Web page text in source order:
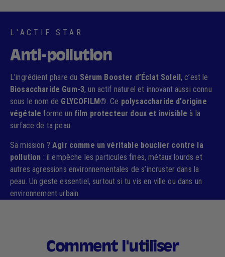
L'ACTIF STAR
Anti-pollution
L’ingrédient phare du Sérum Booster d’Éclat Soleil, c’est le
Biosaccharide Gum-3, un actif naturel et innovant aussi connu
sous le nom de GLYCOFILM®. Ce polysaccharide d’origine
végétale forme un film protecteur doux et invisible à la
surface de ta peau.
Sa mission ?Agir comme un véritable bouclier contre la
pollution : il empêche les particules fines, métaux lourds et
autres agressions environnementales de s’incruster dans la
peau. Un geste essentiel, surtout si tu vis en ville ou dans un
environnement urbain.
Comment l'utiliser